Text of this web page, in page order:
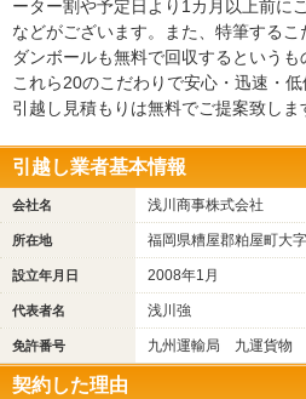
ーター割や予定日より1カ月以上前に
などがございます。また、特筆する
ダンボールも無料で回収するというも
これら20のこだわりで安心・迅速・低
引越し見積もりは無料でご提案致しま
引越し業者基本情報
会社名 浅川商事株式会社
所在地 福岡県糟屋郡粕屋町大
設立年月日 2008年1月
代表者名 浅川強
免許番号 九州運輸局 九運貨物
契約した理由